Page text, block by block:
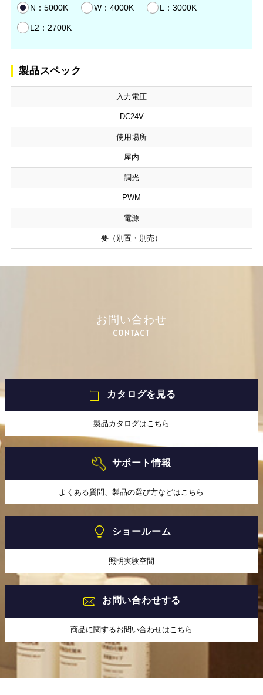
N：5000K W：4000K L：3000K
L2：2700K
製品スペック
入力電圧
DC24V
使用場所
屋内
調光
PWM
電源
要（別置・別売）
お問い合わせ
CONTACT
カタログを見る
製品カタログはこちら
サポート情報
よくある質問、製品の選び方などはこちら
ショールーム
照明実験空間
お問い合わせする
商品に関するお問い合わせはこちら